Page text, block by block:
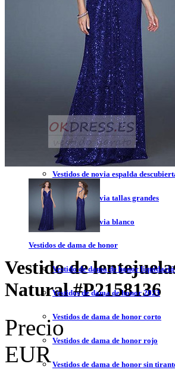
Vestidos de novia 2023
Vestidos de novia sin tirantes
Vestidos de novia encaje
Vestidos de novia corte princesa
Vestidos de novia sencillo
Vestidos de novia corte sirena
Vestidos de novia corto
Vestidos de novia espalda
Vestidos de novia tallas grandes
Vestidos de novia blanco
Vestidos de dama de honor
Vestido de dama de honor
Vestidos de dama de honor 2023
Vestidos de dama de honor corto
Vestidos de dama de honor rojo
Vestidos de dama de honor sin
Vestido de
Natural#P2158136
Precio
EUR